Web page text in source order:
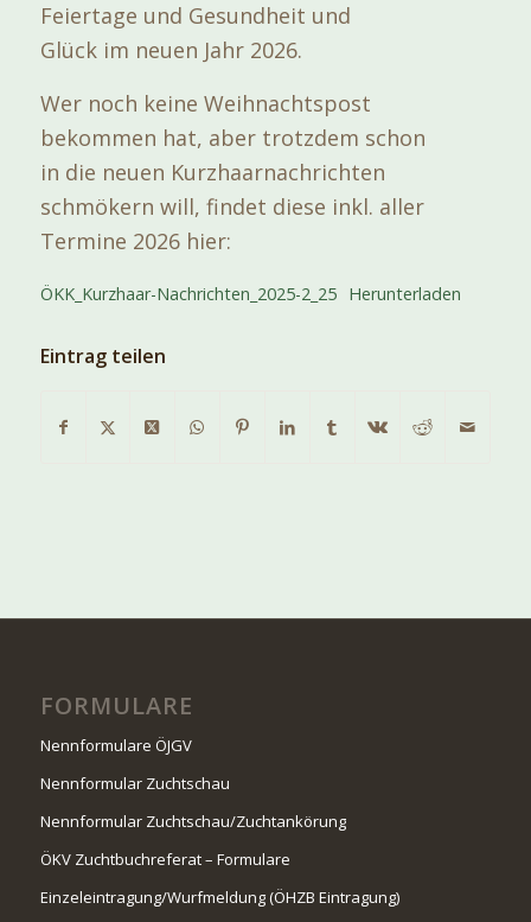
Feiertage und Gesundheit und
Glück im neuen Jahr 2026.
Wer noch keine Weihnachtspost
bekommen hat, aber trotzdem schon
in die neuen Kurzhaarnachrichten
schmökern will, findet diese inkl. aller
Termine 2026 hier:
ÖKK_Kurzhaar-Nachrichten_2025-2_25 Herunterladen
Eintrag teilen
FORMULARE
Nennformulare ÖJGV
Nennformular Zuchtschau
Nennformular Zuchtschau/Zuchtankörung
ÖKV Zuchtbuchreferat – Formulare
Einzeleintragung/Wurfmeldung (ÖHZB Eintragung)